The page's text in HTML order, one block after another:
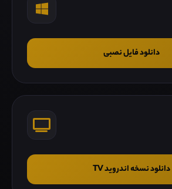
دانلود فایل نصبی
دانلود نسخه اندروید TV